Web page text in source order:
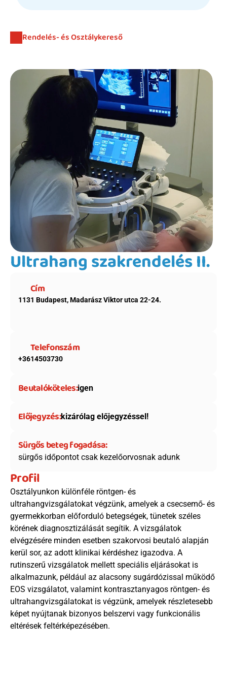
Szülőknek
HEIM Akadémia
Karrier
Rendelés- és Osztálykereső
Ultrahang szakrendelés II.
Cím
1131 Budapest, Madarász Viktor utca 22-24.
Telefonszám
+3614503730
Beutalóköteles:igen
Előjegyzés:kizárólag előjegyzéssel!
Sürgős beteg fogadása:
sürgős időpontot csak kezelőorvosnak adunk
Profil
Osztályunkon különféle röntgen- és
ultrahangvizsgálatokat végzünk, amelyek a csecsemő- és
gyermekkorban előforduló betegségek, tünetek széles
körének diagnosztizálását segítik. A vizsgálatok
elvégzésére minden esetben szakorvosi beutaló alapján
kerül sor, az adott klinikai kérdéshez igazodva. A
rutinszerű vizsgálatok mellett speciális eljárásokat is
alkalmazunk, például az alacsony sugárdózissal működő
EOS vizsgálatot, valamint kontrasztanyagos röntgen- és
ultrahangvizsgálatokat is végzünk, amelyek részletesebb
képet nyújtanak bizonyos belszervi vagy funkcionális
eltérések feltérképezésében.